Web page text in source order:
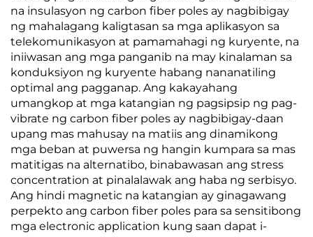
na insulasyon ng carbon fiber poles ay nagbibigay
ng mahalagang kaligtasan sa mga aplikasyon sa
telekomunikasyon at pamamahagi ng kuryente, na
iniiwasan ang mga panganib na may kinalaman sa
konduksiyon ng kuryente habang nananatiling
optimal ang pagganap. Ang kakayahang
umangkop at mga katangian ng pagsipsip ng pag-
vibrate ng carbon fiber poles ay nagbibigay-daan
upang mas mahusay na matiis ang dinamikong
mga beban at puwersa ng hangin kumpara sa mas
matitigas na alternatibo, binabawasan ang stress
concentration at pinalalawak ang haba ng serbisyo.
Ang hindi magnetic na katangian ay ginagawang
perpekto ang carbon fiber poles para sa sensitibong
mga electronic application kung saan dapat i-